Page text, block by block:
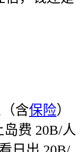
含保险）
费 20B/人